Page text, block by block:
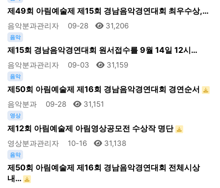
제49회 아림예술제 제15회 경남음악경연대회 최우수상,…
음악분과관리자 09-28 31,206
음악
제15회 경남음악경연대회 원서접수를 9월 14일 12시…
음악분과관리자 09-03 31,159
음악
제50회 아림예술제 제16회 경남음악경연대회 경연순서
음악분과 09-28 31,151
영상
제12회 아림예술제 아림영상공모전 수상작 명단
영상분과관리자 10-16 31,138
음악
제50회 아림예술제 제16회 경남음악경연대회 전체시상
내…